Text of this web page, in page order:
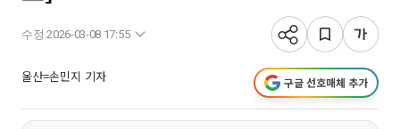
수정 2026-03-08 17:55
울산=손민지 기자 구글 선호매체 추가